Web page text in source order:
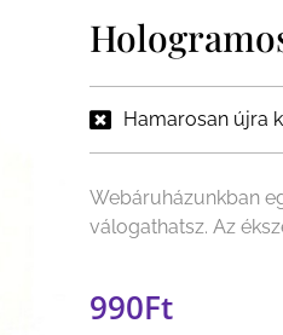
Hamarosan újra
Webáruházunkban
válogathatsz. Az
990Ft